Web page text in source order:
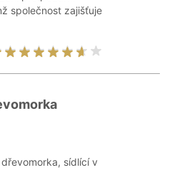
společnost zajišťuje
dřevomorka, sídlící v